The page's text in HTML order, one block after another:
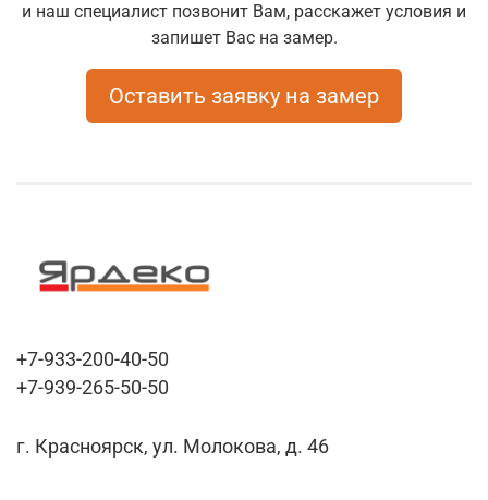
и наш специалист позвонит Вам, расскажет условия и
запишет Вас на замер.
Оставить заявку на замер
+7-933-200-40-50
+7-939-265-50-50
г. Красноярск, ул. Молокова, д. 46